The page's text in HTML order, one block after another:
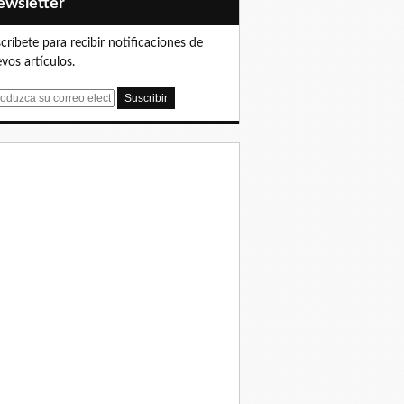
para recibir notificaciones de
artículos.